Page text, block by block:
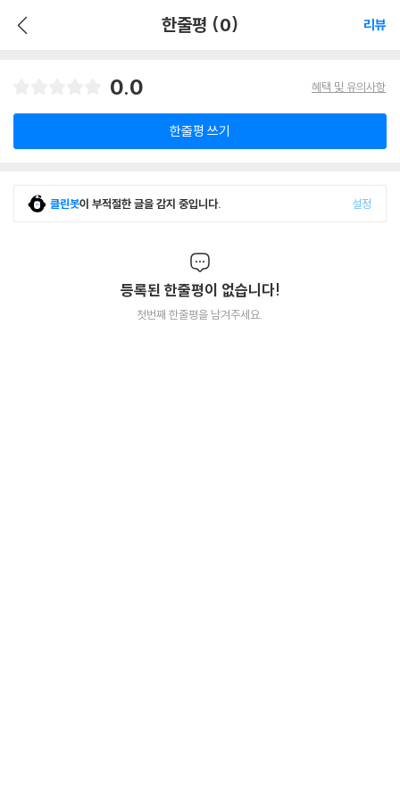
한줄평 (0) 리뷰
0.0 혜택 및 유의사항
한줄평 쓰기
클린봇이 부적절한 글을 감지 중입니다. 설정
등록된 한줄평이 없습니다!
첫번째 한줄평을 남겨주세요.